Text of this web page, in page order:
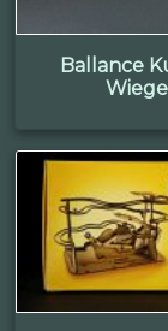
Ballance
Wiege